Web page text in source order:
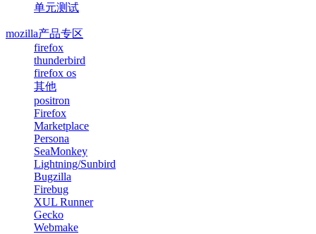
单元测试
mozilla产品专区
firefox
thunderbird
firefox os
其他
positron
Firefox
Marketplace
Persona
SeaMonkey
Lightning/Sunbird
Bugzilla
Firebug
XUL Runner
Gecko
Webmake